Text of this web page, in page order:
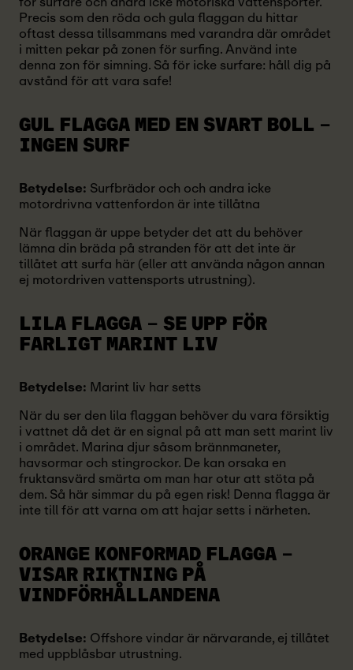
Precis som den röda och gula flaggan du hittar
oftast dessa tillsammans med varandra där området
i mitten pekar på zonen för surfing. Använd inte
denna zon för simning. Så för icke surfare: håll dig på
avstånd för att vara safe!
GUL FLAGGA MED EN SVART BOLL –
INGEN SURF
Betydelse: Surfbrädor och och andra icke
motordrivna vattenfordon är inte tillåtna
När flaggan är uppe betyder det att du behöver
lämna din bräda på stranden för att det inte är
tillåtet att surfa här (eller att använda någon annan
ej motordriven vattensports utrustning).
LILA FLAGGA – SE UPP FÖR
FARLIGT MARINT LIV
Betydelse: Marint liv har setts
När du ser den lila flaggan behöver du vara försiktig
i vattnet då det är en signal på att man sett marint liv
i området. Marina djur såsom brännmaneter,
havsormar och stingrockor. De kan orsaka en
fruktansvärd smärta om man har otur att stöta på
dem. Så här simmar du på egen risk! Denna flagga är
inte till för att varna om att hajar setts i närheten.
ORANGE KONFORMAD FLAGGA –
VISAR RIKTNING PÅ
VINDFÖRHÅLLANDENA
Betydelse: Offshore vindar är närvarande, ej tillåtet
med uppblåsbar utrustning.